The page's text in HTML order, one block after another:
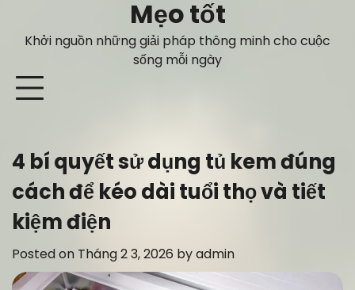
content
Mẹo tốt
Khởi nguồn những giải pháp thông minh cho cuộc
sống mỗi ngày
4 bí quyết sử dụng tủ kem đúng
cách để kéo dài tuổi thọ và tiết
kiệm điện
Posted on Tháng 2 3, 2026 byadmin